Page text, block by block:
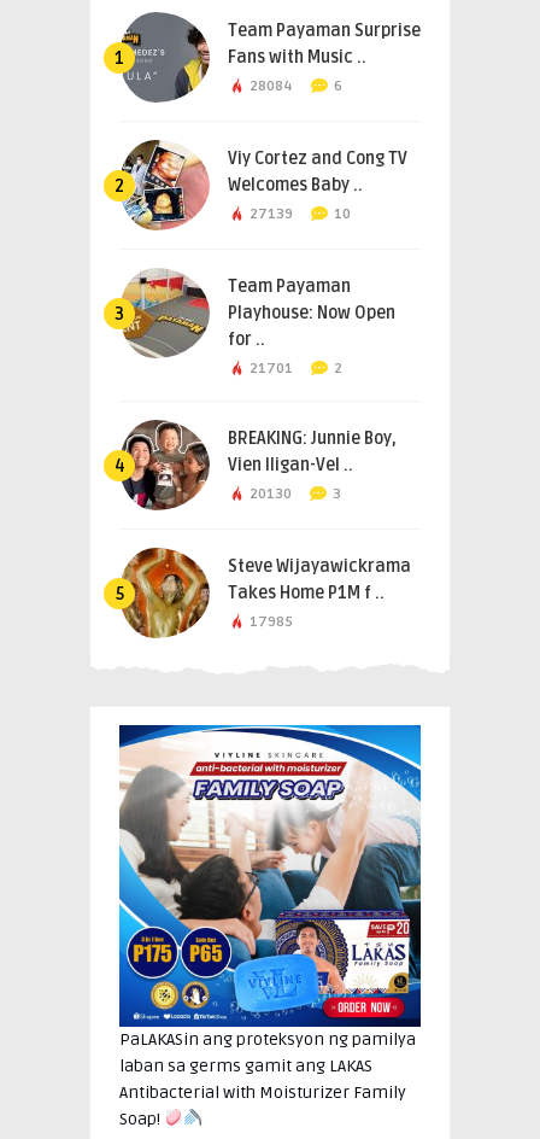
1
Team Payaman Surprise
Fans with Music ..
28084 6
2
Viy Cortez and Cong TV
Welcomes Baby ..
27139 10
3
Team Payaman
Playhouse: Now Open
for ..
21701 2
4
BREAKING: Junnie Boy,
Vien Iligan-Vel ..
20130 3
5
Steve Wijayawickrama
Takes Home P1M f ..
17985
PaLAKASin ang proteksyon ng pamilya
laban sa germs gamit ang LAKAS
Antibacterial with Moisturizer Family
Soap!